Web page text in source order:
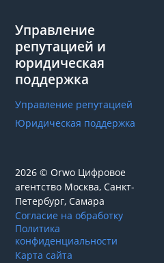
Управление
репутацией и
юридическая
поддержка
Управление репутацией
Юридическая поддержка
2026 © Orwo Цифровое
агентство Москва, Санкт-
Петербург, Самара
Согласие на обработку
Политика
конфиденциальности
Карта сайта